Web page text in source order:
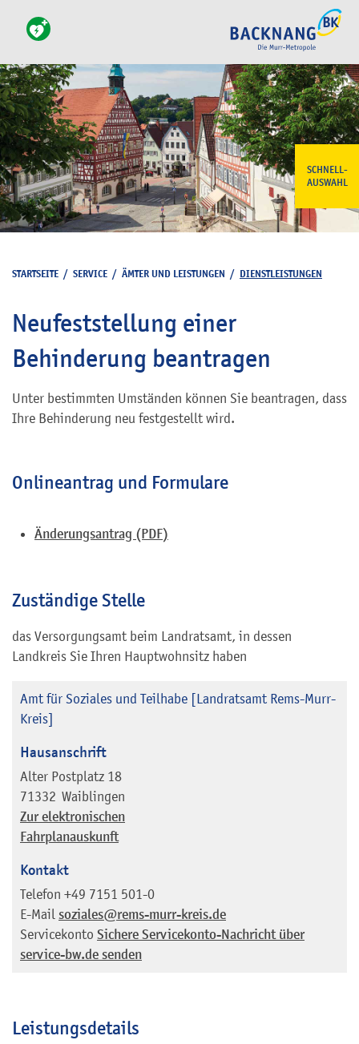
SCHNELL-
AUSWAHL
STARTSEITE / SERVICE / ÄMTER UND LEISTUNGEN / DIENSTLEISTUNGEN
Neufeststellung einer
Behinderung beantragen
Unter bestimmten Umständen können Sie beantragen, dass
Ihre Behinderung neu festgestellt wird.
Onlineantrag und Formulare
Änderungsantrag (PDF)
Zuständige Stelle
das Versorgungsamt beim Landratsamt, in dessen
Landkreis Sie Ihren Hauptwohnsitz haben
Amt für Soziales und Teilhabe [Landratsamt Rems-Murr-
Kreis]
Hausanschrift
Alter Postplatz 18
71332 Waiblingen
Zur elektronischen
Fahrplanauskunft
Kontakt
Telefon +49 7151 501-0
E-Mail soziales@rems-murr-kreis.de
Servicekonto Sichere Servicekonto-Nachricht über
service-bw.de senden
Leistungsdetails